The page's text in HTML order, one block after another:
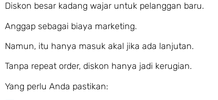
Diskon besar kadang wajar untuk pelanggan baru.
Anggap sebagai biaya marketing.
Namun, itu hanya masuk akal jika ada lanjutan.
Tanpa repeat order, diskon hanya jadi kerugian.
Yang perlu Anda pastikan: